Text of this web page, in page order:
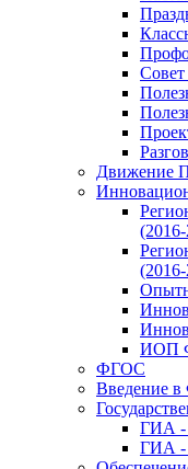
Совет
Движение
ИОП
ФГОС
Введение
ГИА -
ГИА -